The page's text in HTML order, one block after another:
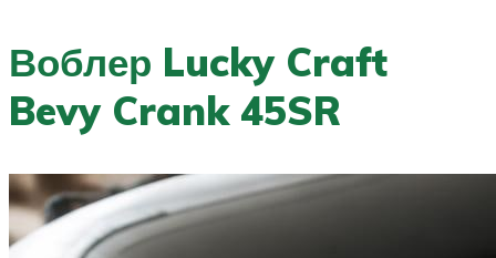
Воблер Lucky Craft
Bevy Crank 45SR